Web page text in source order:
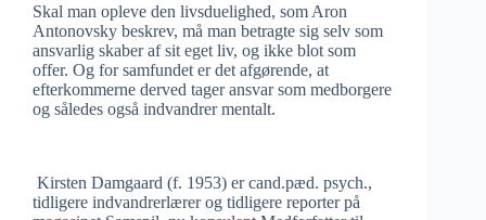
Skal man opleve den livsduelighed, som Aron
Antonovsky beskrev, må man betragte sig selv som
ansvarlig skaber af sit eget liv, og ikke blot som
offer. Og for samfundet er det afgørende, at
efterkommerne derved tager ansvar som medborgere
og således også indvandrer mentalt.
Kirsten Damgaard (f. 1953) er cand.pæd. psych.,
tidligere indvandrerlærer og tidligere reporter på